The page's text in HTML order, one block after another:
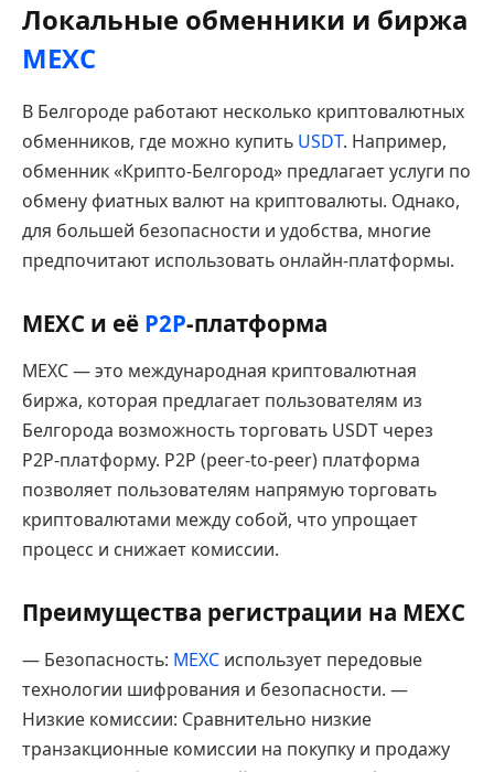
Локальные обменники и биржа
MEXC
В Белгороде работают несколько криптовалютных
обменников, где можно купить USDT. Например,
обменник «Крипто-Белгород» предлагает услуги по
обмену фиатных валют на криптовалюты. Однако,
для большей безопасности и удобства, многие
предпочитают использовать онлайн-платформы.
MEXC и её P2P-платформа
MEXC — это международная криптовалютная
биржа, которая предлагает пользователям из
Белгорода возможность торговать USDT через
P2P-платформу. P2P (peer-to-peer) платформа
позволяет пользователям напрямую торговать
криптовалютами между собой, что упрощает
процесс и снижает комиссии.
Преимущества регистрации на MEXC
— Безопасность: MEXC использует передовые
технологии шифрования и безопасности. —
Низкие комиссии: Сравнительно низкие
транзакционные комиссии на покупку и продажу